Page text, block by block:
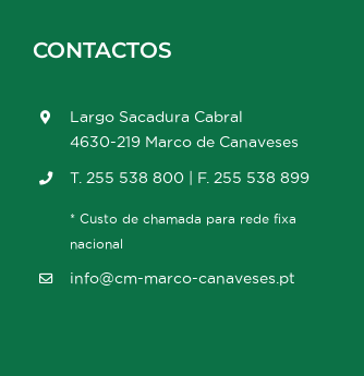
CONTACTOS
Largo Sacadura Cabral
4630-219 Marco de Canaveses
T. 255 538 800 | F. 255 538 899
* Custo de chamada para rede fixa
nacional
info@cm-marco-canaveses.pt